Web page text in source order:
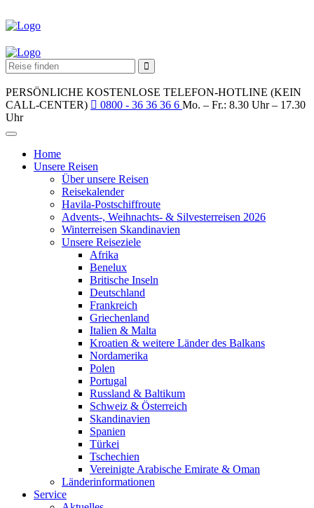
PERSÖNLICHE KOSTENLOSE TELEFON-HOTLINE (KEIN
CALL-CENTER)
0800 - 36 36 36 6 Mo. – Fr.: 8.30 Uhr – 17.30
Uhr
Home
Unsere Reisen
Über unsere Reisen
Reisekalender
Havila-Postschiffroute
Advents-, Weihnachts- & Silvesterreisen 2026
Winterreisen Skandinavien
Unsere Reiseziele
Afrika
Benelux
Britische Inseln
Deutschland
Frankreich
Griechenland
Italien & Malta
Kroatien & weitere Länder des Balkans
Nordamerika
Polen
Portugal
Russland & Baltikum
Schweiz & Österreich
Skandinavien
Spanien
Türkei
Tschechien
Vereinigte Arabische Emirate & Oman
Länderinformationen
Service